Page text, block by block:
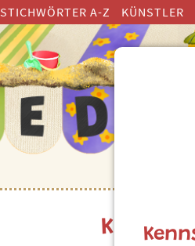
STICHWÖRTER A-Z KÜNSTLER